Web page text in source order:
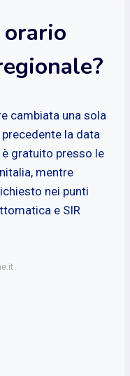
orario
cambiata una sola
la data
gratuito presso le
mentre
nei punti
e SIR